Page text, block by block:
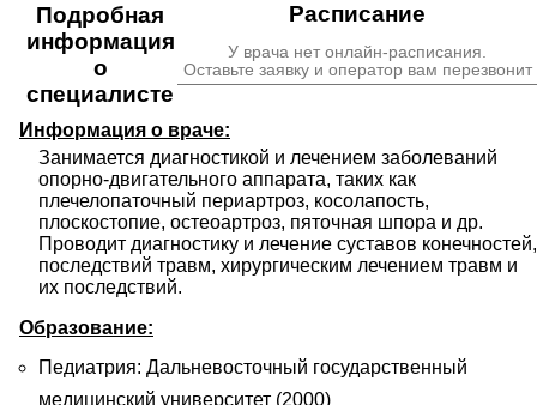
Расписание
У врача нет онлайн-расписания.
Оставьте заявку и оператор вам перезвонит
Подробная
информация
о
специалисте
Информация о враче:
Занимается диагностикой и лечением заболеваний
опорно-двигательного аппарата, таких как
плечелопаточный периартроз, косолапость,
плоскостопие, остеоартроз, пяточная шпора и др.
Проводит диагностику и лечение суставов конечностей,
последствий травм, хирургическим лечением травм и
их последствий.
Образование:
Педиатрия: Дальневосточный государственный
медицинский университет (2000)